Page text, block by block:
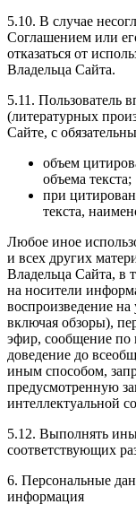
5.10. В случае
Соглашением или
отказаться от
Владельца Сайта.
5.11. Пользователь
(литературных
Сайте, с
объем
объема текста;
при
текста,
Любое иное
и всех других
Владельца Сайта, в
на носители
воспроизведение
включая обзоры),
эфир, сообщение по
доведение до
иным способом,
предусмотренную
интеллектуальной
5.12. Выполнять
соответствующих
6. Персональные
информация